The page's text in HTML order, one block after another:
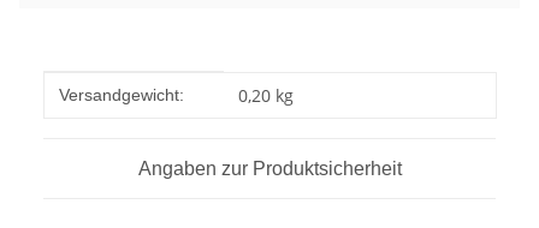
Produkteigenschaft
Wert
Versandgewicht: 0,20 kg
Angaben zur Produktsicherheit